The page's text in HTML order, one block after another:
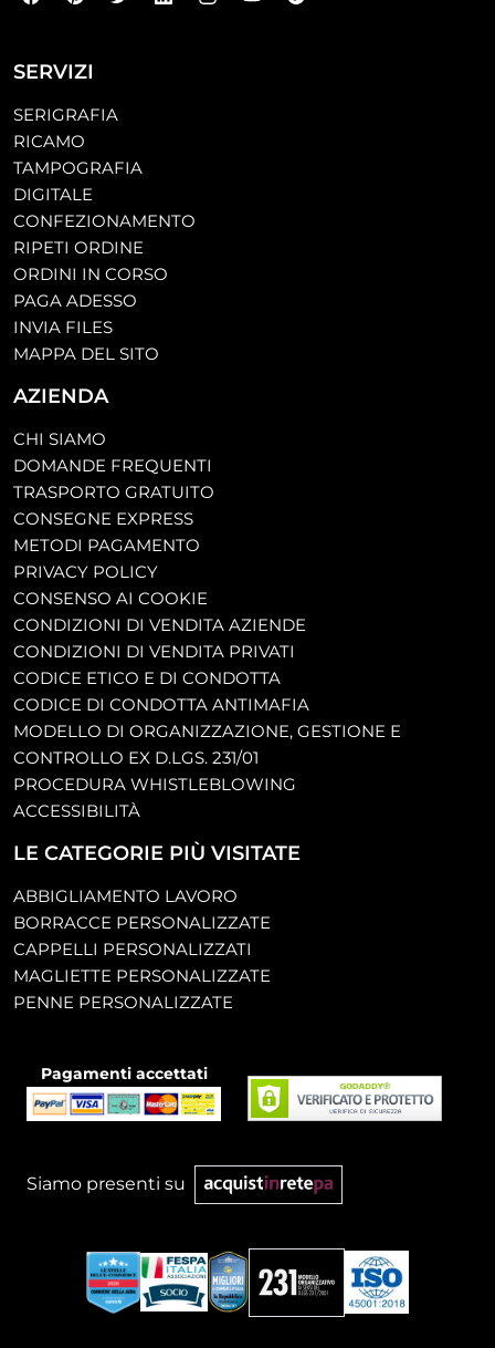
SERVIZI
SERIGRAFIA
RICAMO
TAMPOGRAFIA
DIGITALE
CONFEZIONAMENTO
RIPETI ORDINE
ORDINI IN CORSO
PAGA ADESSO
INVIA FILES
MAPPA DEL SITO
AZIENDA
CHI SIAMO
DOMANDE FREQUENTI
TRASPORTO GRATUITO
CONSEGNE EXPRESS
METODI PAGAMENTO
PRIVACY POLICY
CONSENSO AI COOKIE
CONDIZIONI DI VENDITA AZIENDE
CONDIZIONI DI VENDITA PRIVATI
CODICE ETICO E DI CONDOTTA
CODICE DI CONDOTTA ANTIMAFIA
MODELLO DI ORGANIZZAZIONE, GESTIONE E
CONTROLLO EX D.LGS. 231/01
PROCEDURA WHISTLEBLOWING
ACCESSIBILITÀ
LE CATEGORIE PIÙ VISITATE
ABBIGLIAMENTO LAVORO
BORRACCE PERSONALIZZATE
CAPPELLI PERSONALIZZATI
MAGLIETTE PERSONALIZZATE
PENNE PERSONALIZZATE
Pagamenti accettati
Siamo presenti su